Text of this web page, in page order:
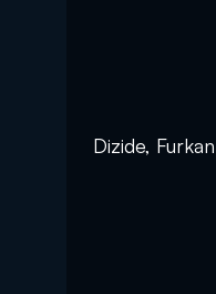
Dizide,